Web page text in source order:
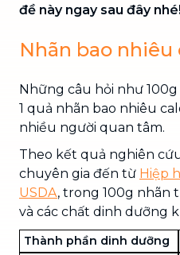
đề này ngay sau đây nhé!
Nhãn bao nhiêu
Những câu hỏi như
1 quả nhãn bao nhiêu
nhiều người quan tâm.
Theo kết quả nghiên
chuyên gia đến từ Hiệp
USDA, trong 100g nhãn
và các chất dinh dưỡng
Thành phần dinh dưỡng